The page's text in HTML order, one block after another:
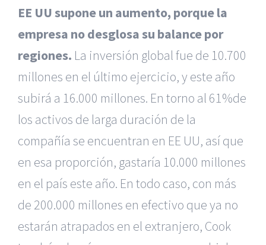
EE UU supone un aumento, porque la
empresa no desglosa su balance por
regiones. La inversión global fue de 10.700
millones en el último ejercicio, y este año
subirá a 16.000 millones. En torno al 61%de
los activos de larga duración de la
compañía se encuentran en EE UU, así que
en esa proporción, gastaría 10.000 millones
en el país este año. En todo caso, con más
de 200.000 millones en efectivo que ya no
estarán atrapados en el extranjero, Cook